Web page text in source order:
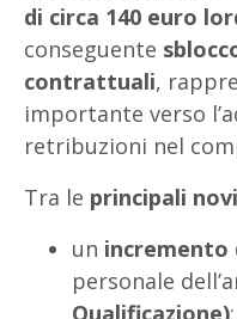
di circa 140 euro
conseguente
contrattuali,
importante verso
retribuzioni nel
Tra le principali
un incremento
personale
Qualificazione);